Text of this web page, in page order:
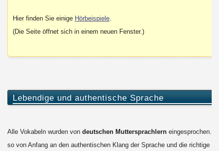
Hier finden Sie einige Hörbeispiele.
(Die Seite öffnet sich in einem neuen Fenster.)
Lebendige und authentische Sprache
Alle Vokabeln wurden von deutschen Muttersprachlerneingesprochen.
so von Anfang an den authentischen Klang der Sprache und die richtige